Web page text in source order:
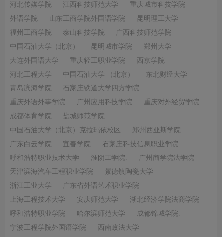
河北传媒学院
江西科技师范大学
重庆城市科技学院
外语学院
山东工商学院外国语学院
昆明理工大学
福州工商学院
泰山科技学院
广西科技师范学院
中国石油大学（北京）
昆明城市学院
郑州大学
大连外国语大学
重庆轻工职业学院
西京学院
河北工程大学
中国石油大学 （北京）
东北财经大学
青岛滨海学院
石家庄铁道大学四方学院
重庆外语外事学院
广州应用科技学院
重庆对外经贸学院
成都体育学院
盐城师范学院
中国石油大学（北京）克拉玛依校区
郑州西亚斯学院
广东白云学院
宜春学院
石家庄科技信息职业学院
呼和浩特职业技术大学
淮阴工学院.
广州商学院法学院
天津滨海汽车工程职业学院
景德镇陶瓷大学
浙江工业大学
广东省外语艺术职业学院
上海工程技术大学
安庆师范大学
湖北经济学院法商学院
呼和浩特职业学院
哈尔滨师范大学
成都锦城学院.
宁波工程学院外国语学院
西南政法大学